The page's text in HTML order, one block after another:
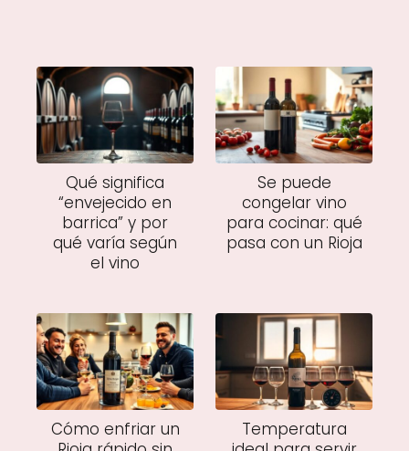
Qué significa
“envejecido en
barrica” y por
qué varía según
el vino
Se puede
congelar vino
para cocinar: qué
pasa con un Rioja
Cómo enfriar un
Temperatura